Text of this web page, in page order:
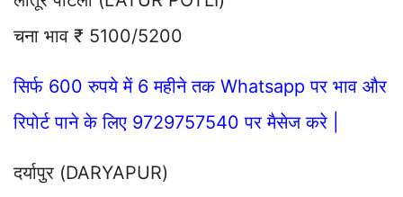
चना भाव ₹ 5100/5200
सिर्फ 600 रुपये में 6 महीने तक Whatsapp पर भाव और
रिपोर्ट पाने के लिए 9729757540 पर मैसेज करे |
दर्यापुर (DARYAPUR)